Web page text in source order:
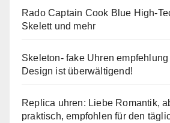
Rado Captain Cook Blue High-
Skelett und mehr
Skeleton- fake Uhren
Design ist überwältigend!
Replica uhren: Liebe Romantik,
praktisch, empfohlen für den